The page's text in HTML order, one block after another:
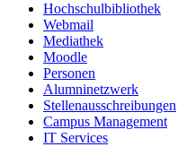
Hochschulbibliothek
Webmail
Mediathek
Moodle
Personen
Alumninetzwerk
Stellenausschreibungen
Campus Management
IT Services